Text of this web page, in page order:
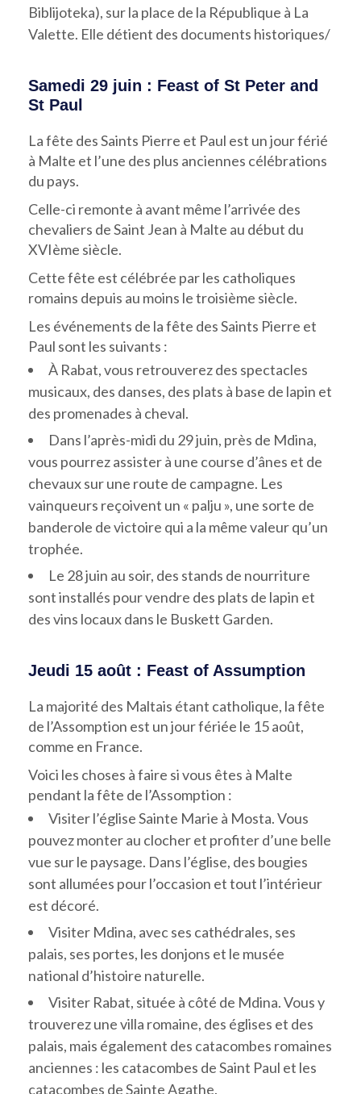
Biblijoteka), sur la place de la République à La
Valette. Elle détient des documents historiques/
Samedi 29 juin : Feast of St Peter and
St Paul
La fête des Saints Pierre et Paul est un jour férié
à Malte et l’une des plus anciennes célébrations
du pays.
Celle-ci remonte à avant même l’arrivée des
chevaliers de Saint Jean à Malte au début du
XVIème siècle.
Cette fête est célébrée par les catholiques
romains depuis au moins le troisième siècle.
Les événements de la fête des Saints Pierre et
Paul sont les suivants :
À Rabat, vous retrouverez des spectacles
musicaux, des danses, des plats à base de lapin et
des promenades à cheval.
Dans l’après-midi du 29 juin, près de Mdina,
vous pourrez assister à une course d’ânes et de
chevaux sur une route de campagne. Les
vainqueurs reçoivent un « palju », une sorte de
banderole de victoire qui a la même valeur qu’un
trophée.
Le 28 juin au soir, des stands de nourriture
sont installés pour vendre des plats de lapin et
des vins locaux dans le Buskett Garden.
Jeudi 15 août : Feast of Assumption
La majorité des Maltais étant catholique, la fête
de l’Assomption est un jour fériée le 15 août,
comme en France.
Voici les choses à faire si vous êtes à Malte
pendant la fête de l’Assomption :
Visiter l’église Sainte Marie à Mosta. Vous
pouvez monter au clocher et profiter d’une belle
vue sur le paysage. Dans l’église, des bougies
sont allumées pour l’occasion et tout l’intérieur
est décoré.
Visiter Mdina, avec ses cathédrales, ses
palais, ses portes, les donjons et le musée
national d’histoire naturelle.
Visiter Rabat, située à côté de Mdina. Vous y
trouverez une villa romaine, des églises et des
palais, mais également des catacombes romaines
anciennes : les catacombes de Saint Paul et les
catacombes de Sainte Agathe.